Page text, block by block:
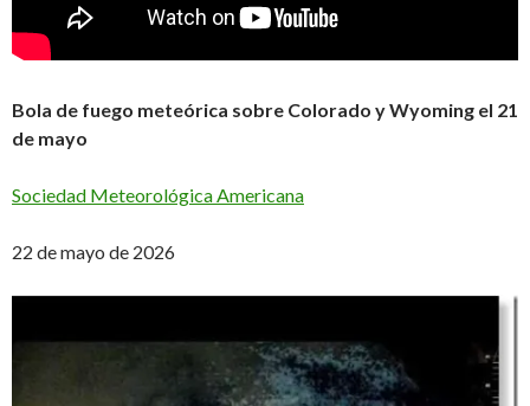
Bola de fuego meteórica sobre Colorado y Wyoming el 21
de mayo
Sociedad Meteorológica Americana
22 de mayo de 2026